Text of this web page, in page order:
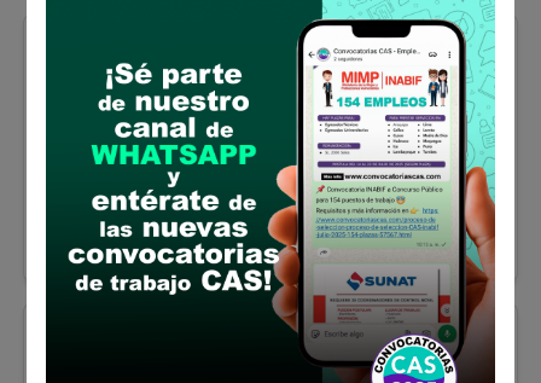
Arequipa ASESOR JURÍDICO/A
Se solicitó:Profesional universitario
titulado, colegiado y habilitado en la
carrera de Derecho.
Sueldo:2500
Finalizó el:17/03/2026
Más información
CONDUCTOR PARA